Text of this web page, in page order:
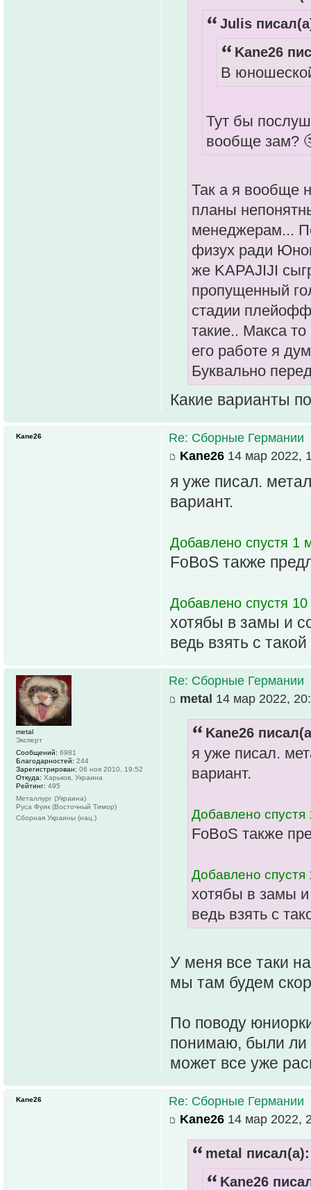
Julis
Kane26
В
Тут бы
вообще зам?
Так а я вообще
планы
менеджерам...
физух ради
же KAPAJIJI
пропущенный
стадии
такие.. Макса
его работе я
Буквально
Какие варианты
Re: Сборные Германии
Kane26 14 мар 2022,
я уже писал.
вариант.
Добавлено спустя 1
FoBoS также
Добавлено спустя
хотябы в замы и
ведь взять с
Kane26
Re: Сборные Германии
metal 14 мар 2022,
Kane26
я уже писал.
вариант.
Добавлено спустя
FoBoS также
Добавлено спустя
хотябы в замы
ведь взять с
У меня все таки
мы там будем
По поводу
понимаю, были ли
может все уже
metal
Эксперт
Сообщений: 6981
Благодарностей: 244
Зарегистрирован: 06 ноя 2010, 19:52
Откуда: Харьков, Украина
Рейтинг: 495
Металлург (Украина)
Руса Фуик (Восточный Тимор)
Сборная Украины (нац.)
Re: Сборные Германии
Kane26 14 мар 2022,
metal писал(а):
Kane26
Kane26